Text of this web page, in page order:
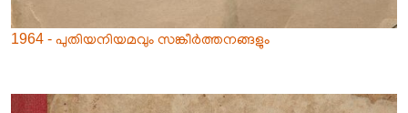
1964 - പുതിയനിയമവും സങ്കീർത്തനങ്ങളും